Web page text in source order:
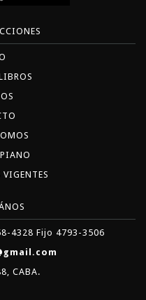
4328 Fijo 4793-3506
CABA.